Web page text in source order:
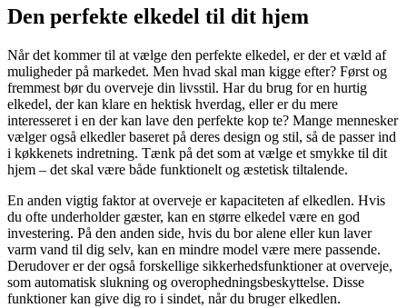
Den perfekte elkedel til dit hjem
Når det kommer til at vælge den perfekte elkedel, er der et væld af
muligheder på markedet. Men hvad skal man kigge efter? Først og
fremmest bør du overveje din livsstil. Har du brug for en hurtig
elkedel, der kan klare en hektisk hverdag, eller er du mere
interesseret i en der kan lave den perfekte kop te? Mange mennesker
vælger også elkedler baseret på deres design og stil, så de passer ind
i køkkenets indretning. Tænk på det som at vælge et smykke til dit
hjem – det skal være både funktionelt og æstetisk tiltalende.
En anden vigtig faktor at overveje er kapaciteten af elkedlen. Hvis
du ofte underholder gæster, kan en større elkedel være en god
investering. På den anden side, hvis du bor alene eller kun laver
varm vand til dig selv, kan en mindre model være mere passende.
Derudover er der også forskellige sikkerhedsfunktioner at overveje,
som automatisk slukning og overophedningsbeskyttelse. Disse
funktioner kan give dig ro i sindet, når du bruger elkedlen.